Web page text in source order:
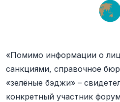
«Помимо информации о
санкциями, справочное
«зелёные бэджи» –
конкретный участник